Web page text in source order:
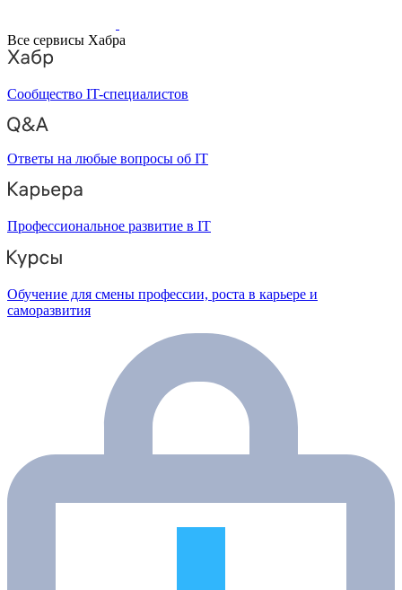
Все сервисы Хабра
Сообщество IT-специалистов
Ответы на любые вопросы об IT
Профессиональное развитие в IT
Обучение для смены профессии, роста в карьере и
саморазвития